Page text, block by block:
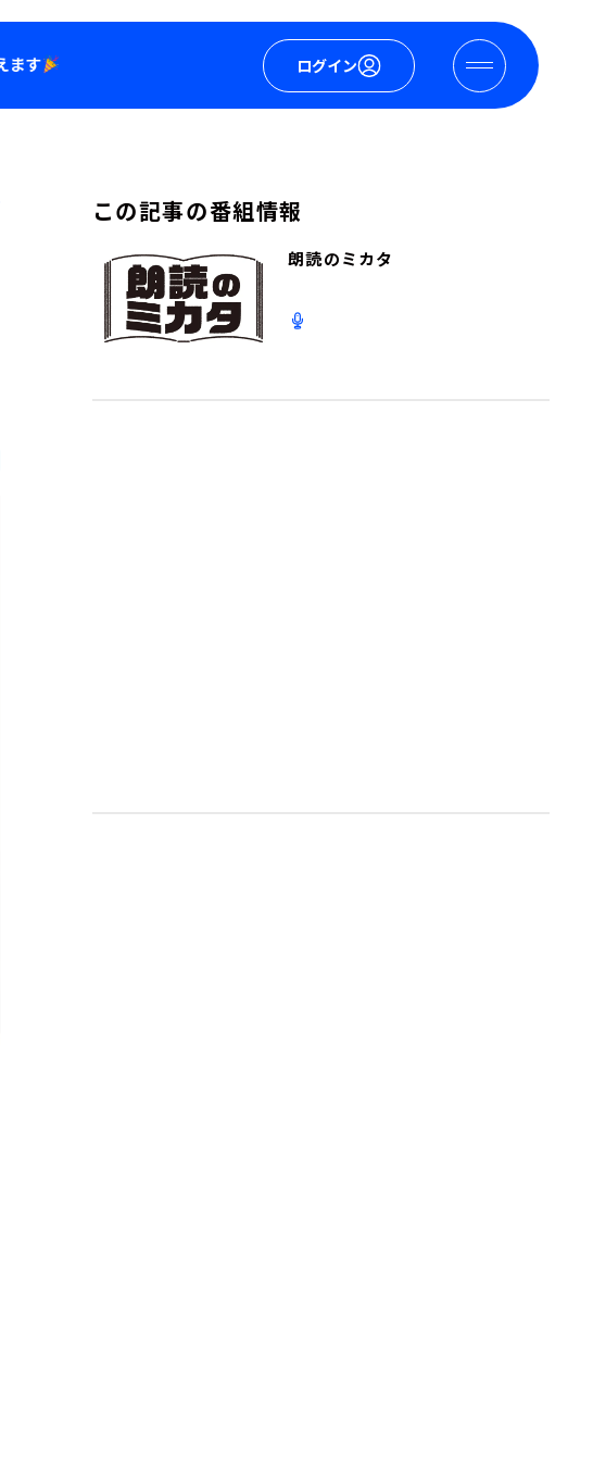
ログイン
この記事の番組情報
朗読のミカタ